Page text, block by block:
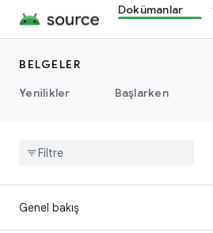
Dokümanlar
BELGELER
Yenilikler
Başlarken
Genel bakış